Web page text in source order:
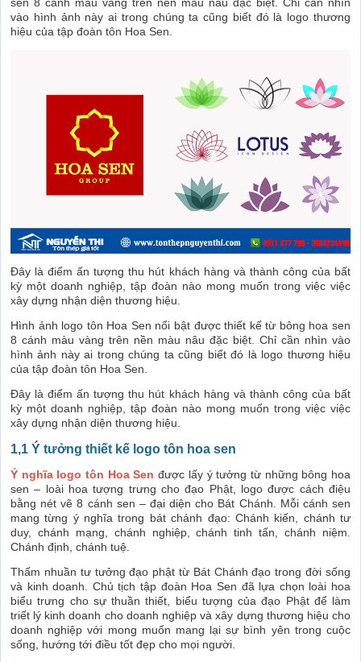
vào hình ảnh này ai trong chúng ta cũng biết đó là logo thương
hiệu của tập đoàn tôn Hoa Sen.
Đây là điểm ấn tượng thu hút khách hàng và thành công của bất
kỳ một doanh nghiệp, tập đoàn nào mong muốn trong việc việc
xây dựng nhận diện thương hiệu.
Hình ảnh logo tôn Hoa Sen nổi bật được thiết kế từ bông hoa sen
8 cánh màu vàng trên nền màu nâu đặc biệt. Chỉ cần nhìn vào
hình ảnh này ai trong chúng ta cũng biết đó là logo thương hiệu
của tập đoàn tôn Hoa Sen.
Đây là điểm ấn tượng thu hút khách hàng và thành công của bất
kỳ một doanh nghiệp, tập đoàn nào mong muốn trong việc việc
xây dựng nhận diện thương hiệu.
1,1 Ý tưởng thiết kế logo tôn hoa sen
Ý nghĩa logo tôn Hoa Sen được lấy ý tưởng từ những bông hoa
sen – loài hoa tượng trưng cho đạo Phật, logo được cách điệu
bằng nét vẽ 8 cánh sen – đại diện cho Bát Chánh. Mỗi cánh sen
mang từng ý nghĩa trong bát chánh đạo: Chánh kiến, chánh tư
duy, chánh mạng, chánh nghiệp, chánh tinh tấn, chánh niệm.
Chánh định, chánh tuệ.
Thấm nhuần tư tưởng đạo phật từ Bát Chánh đạo trong đời sống
và kinh doanh. Chủ tịch tập đoàn Hoa Sen đã lựa chọn loài hoa
biểu trưng cho sự thuần thiết, biểu tượng của đạo Phật để làm
triết lý kinh doanh cho doanh nghiệp và xây dựng thương hiệu cho
doanh nghiệp với mong muốn mang lại sự bình yên trong cuộc
sống, hướng tới điều tốt đẹp cho mọi người.